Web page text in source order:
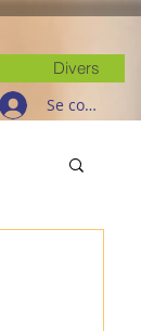
Divers
Se connecter